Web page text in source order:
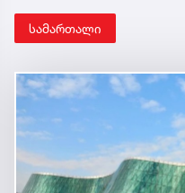
სამართალი